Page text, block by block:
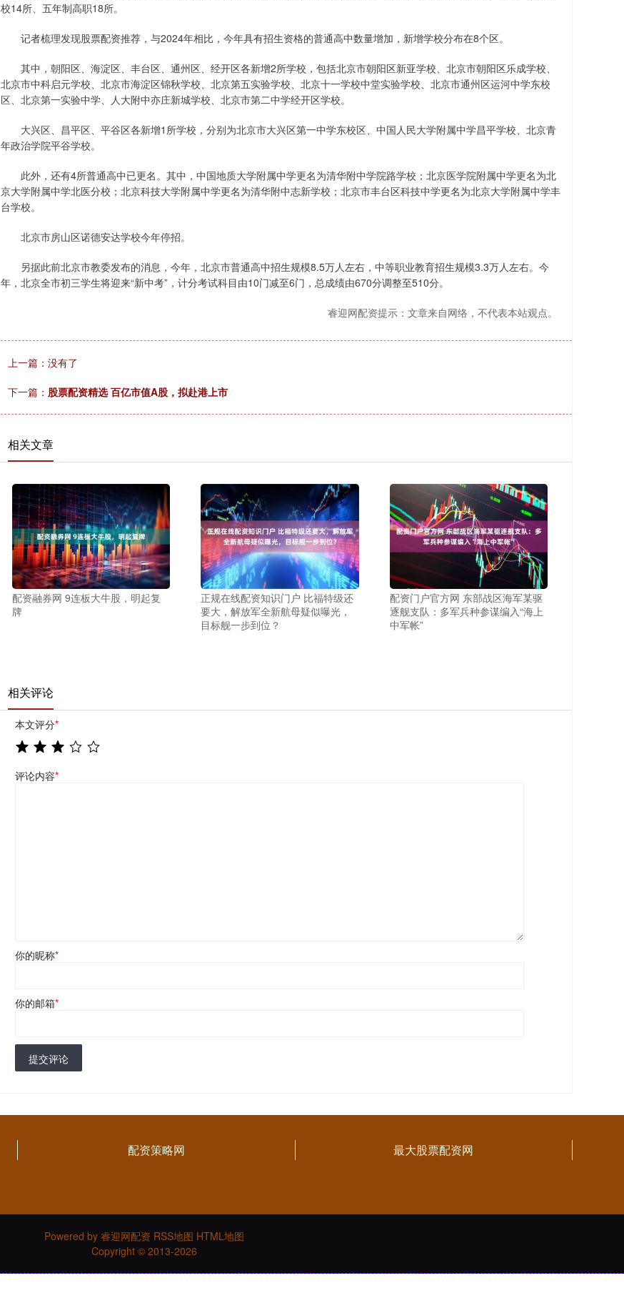
校14所、五年制高职18所。
记者梳理发现股票配资推荐，与2024年相比，今年具有招生资格的普通高中数量增加，新增学校分布在8个区。
其中，朝阳区、海淀区、丰台区、通州区、经开区各新增2所学校，包括北京市朝阳区新亚学校、北京市朝阳区乐成学校、
北京市中科启元学校、北京市海淀区锦秋学校、北京第五实验学校、北京十一学校中堂实验学校、北京市通州区运河中学东校
区、北京第一实验中学、人大附中亦庄新城学校、北京市第二中学经开区学校。
大兴区、昌平区、平谷区各新增1所学校，分别为北京市大兴区第一中学东校区、中国人民大学附属中学昌平学校、北京青
年政治学院平谷学校。
此外，还有4所普通高中已更名。其中，中国地质大学附属中学更名为清华附中学院路学校；北京医学院附属中学更名为北
京大学附属中学北医分校；北京科技大学附属中学更名为清华附中志新学校；北京市丰台区科技中学更名为北京大学附属中学丰
台学校。
北京市房山区诺德安达学校今年停招。
另据此前北京市教委发布的消息，今年，北京市普通高中招生规模8.5万人左右，中等职业教育招生规模3.3万人左右。今
年，北京全市初三学生将迎来“新中考”，计分考试科目由10门减至6门，总成绩由670分调整至510分。
睿迎网配资提示：文章来自网络，不代表本站观点。
上一篇：没有了
下一篇： 股票配资精选 百亿市值A股，拟赴港上市
相关文章
配资融券网 9连板大牛股，明起复
牌
正规在线配资知识门户 比福特级还
要大，解放军全新航母疑似曝光，
目标舰一步到位？
配资门户官方网 东部战区海军某驱
逐舰支队：多军兵种参谋编入“海上
中军帐”
相关评论
本文评分*
评论内容*
你的昵称*
你的邮箱*
提交评论
配资策略网 最大股票配资网
Powered by 睿迎网配资 RSS地图 HTML地图
Copyright © 2013-2026